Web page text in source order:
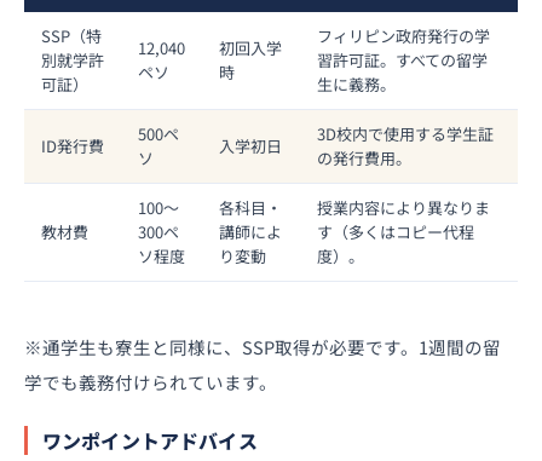
SSP（特
別就学許
可証）
12,040
ペソ
初回入学
時
フィリピン政府発行の学
習許可証。すべての留学
生に義務。
ID発行費
500ペ
ソ
入学初日
3D校内で使用する学生証
の発行費用。
教材費
100〜
300ペ
ソ程度
各科目・
講師によ
り変動
授業内容により異なりま
す（多くはコピー代程
度）。
※通学生も寮生と同様に、SSP取得が必要です。1週間の留
学でも義務付けられています。
ワンポイントアドバイス